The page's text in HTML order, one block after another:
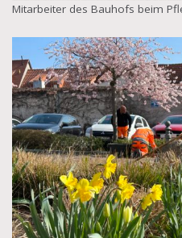
Mitarbeiter des Bauhofs beim